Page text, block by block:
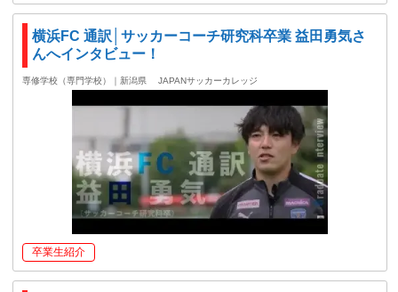
横浜FC 通訳│サッカーコーチ研究科卒業 益田勇気さ
んへインタビュー！
専修学校（専門学校）｜新潟県 JAPANサッカーカレッジ
卒業生紹介